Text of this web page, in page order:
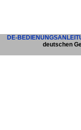
DE-
deutschen